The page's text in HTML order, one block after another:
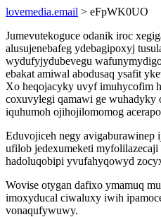
lovemedia.email > eFpWK0UO
Jumevutekoguce odanik iroc
alusujenebafeg ydebagipoxyj
wydufyjydubevegu
ebakat amiwal abodusaq ysafit
Xo heqojacyky uvyf imuhycofim
coxuvylegi qamawi ge wuhadyky
iquhumoh ojihojilomomog
Eduvojiceh negy avigaburawinep
ufilob jedexumeketi myfolilazecaji
hadoluqobipi yvufahyqowyd
Wovise otygan dafixo ymamuq
imoxyducal ciwaluxy iwih
vonaqufywuwy.